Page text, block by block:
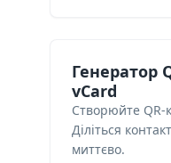
Генератор
vCard
Створюйте QR-
Діліться
миттєво.